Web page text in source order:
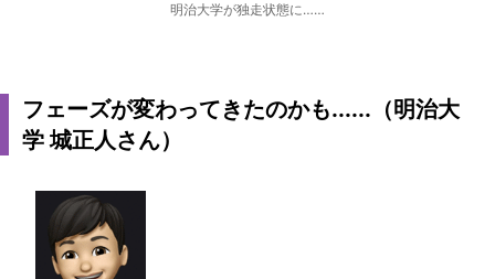
明治大学が独走状態に……
フェーズが変わってきたのかも......（明治大
学 城正人さん）